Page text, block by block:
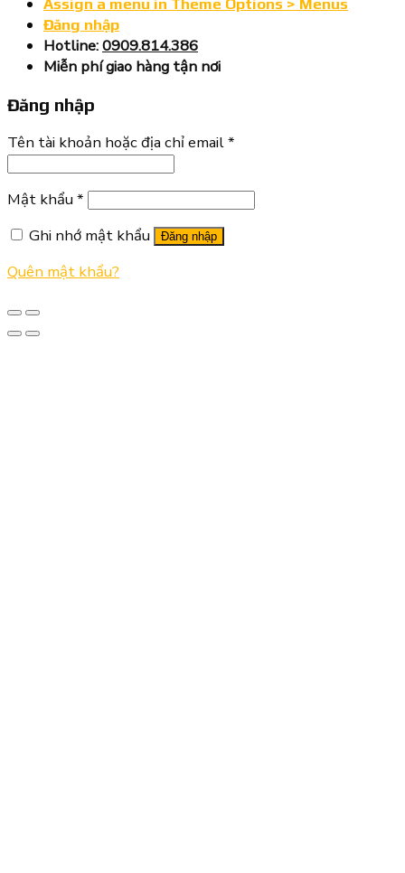
Assign a menu in Theme Options > Menus
Đăng nhập
Hotline:0909.814.386
Miễn phí giao hàng tận nơi
Đăng nhập
Tên tài khoản hoặc địa chỉ email*
Mật khẩu *
Ghi nhớ mật khẩu
Đăng nhập
Quên mật khẩu?